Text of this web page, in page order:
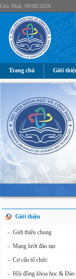
Chủ Nhật, 09/08/2026
Trang chủ Giới
Giới thiệu
» Giới thiệu chung
» Mạng lưới đào tạo
» Cơ cấu tổ chức
» Hội đồng khoa học & Đào